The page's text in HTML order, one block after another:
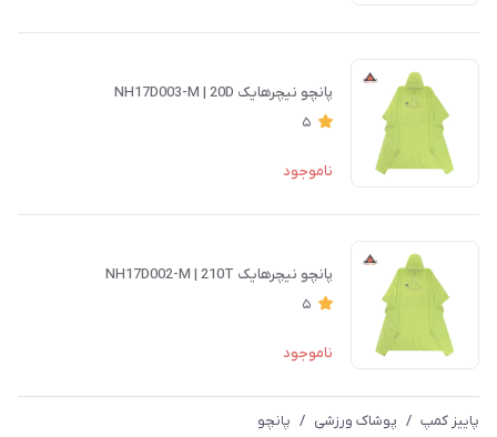
پانچو نیچرهایک NH17D003-M | 20D
5
ناموجود
پانچو نیچرهایک NH17D002-M | 210T
5
ناموجود
پاییز کمپ / پوشاک ورزشی / پانچو